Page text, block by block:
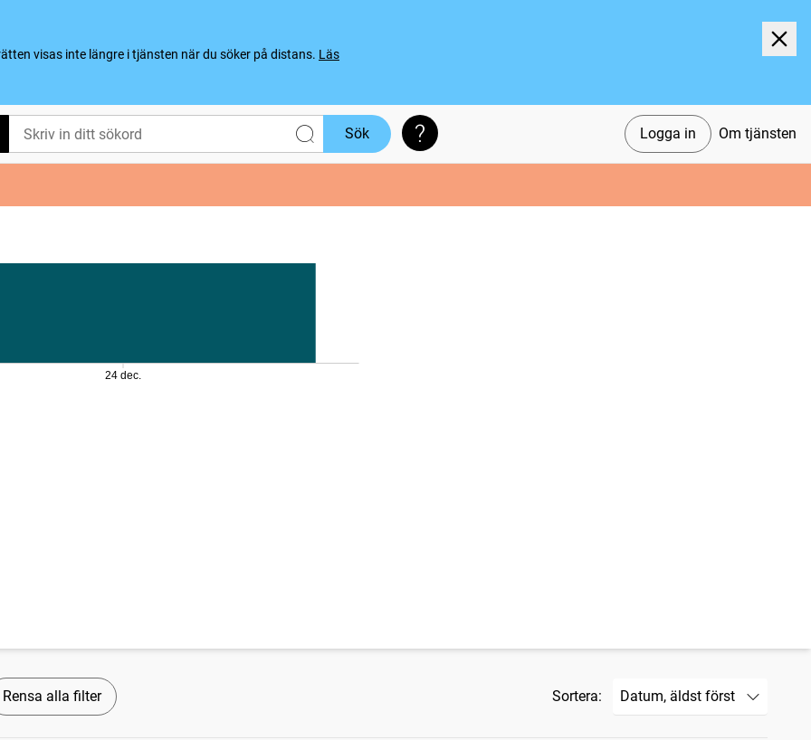
visas inte längre i tjänsten när du söker på distans. Läs
Logga in Om tjänsten
Sök Söktips
24 dec.
Rensa alla filter Sortera: